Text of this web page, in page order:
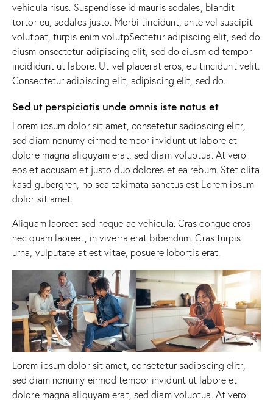
vehicula risus. Suspendisse id mauris sodales, blandit
tortor eu, sodales justo. Morbi tincidunt, ante vel suscipit
volutpat, turpis enim volutpSectetur adipiscing elit, sed do
eiusm onsectetur adipiscing elit, sed do eiusm od tempor
incididunt ut labore. Ut vel placerat eros, eu tincidunt velit.
Consectetur adipiscing elit, adipiscing elit, sed do.
Sed ut perspiciatis unde omnis iste natus et
Lorem ipsum dolor sit amet, consetetur sadipscing elitr,
sed diam nonumy eirmod tempor invidunt ut labore et
dolore magna aliquyam erat, sed diam voluptua. At vero
eos et accusam et justo duo dolores et ea rebum. Stet clita
kasd gubergren, no sea takimata sanctus est Lorem ipsum
dolor sit amet.
Aliquam laoreet sed neque ac vehicula. Cras congue eros
nec quam laoreet, in viverra erat bibendum. Cras turpis
urna, vulputate at est vitae, posuere lobortis erat.
Lorem ipsum dolor sit amet, consetetur sadipscing elitr,
sed diam nonumy eirmod tempor invidunt ut labore et
dolore magna aliquyam erat, sed diam voluptua. At vero